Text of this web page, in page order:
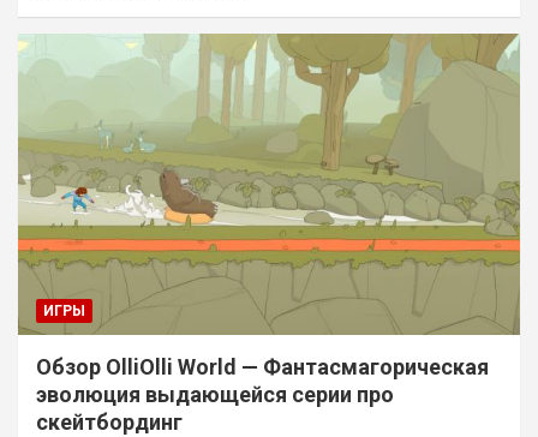
ИГРЫ
Обзор OlliOlli World — Фантасмагорическая
эволюция выдающейся серии про
скейтбординг